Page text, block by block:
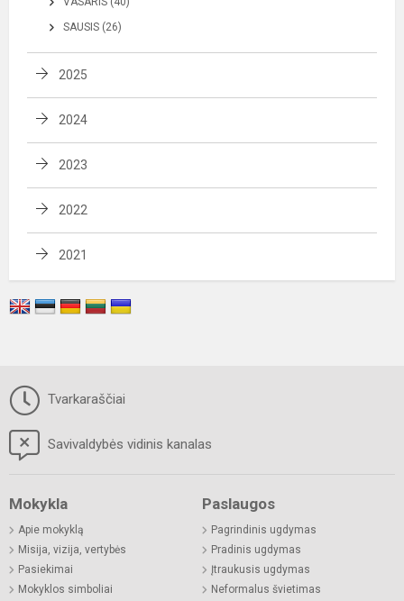
SAUSIS (26)
2025
2024
2023
2022
2021
Tvarkaraščiai
Savivaldybės vidinis kanalas
Mokykla
Apie mokyklą
Misija, vizija, vertybės
Pasiekimai
Mokyklos simboliai
Paslaugos
Pagrindinis ugdymas
Pradinis ugdymas
Įtraukusis ugdymas
Neformalus švietimas